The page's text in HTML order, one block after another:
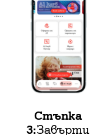
Стъпка
3:Завърти